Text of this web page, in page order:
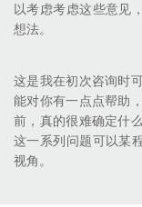
以考虑考虑这些意见
想法。
这是我在初次咨询时
能对你有一点点帮助
前，真的很难确定什
这一系列问题可以某
视角。